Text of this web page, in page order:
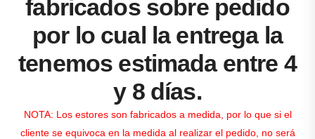
fabricados sobre pedido
por lo cual la entrega la
tenemos estimada entre 4
y 8 días.
NOTA: Los estores son fabricados a medida, por lo que si el
cliente se equivoca en la medida al realizar el pedido, no será